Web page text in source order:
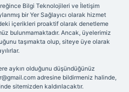
Bilgi Teknolojileri ve İletişim
bir Yer Sağlayıcı olarak hizmet
içerikleri proaktif olarak denetleme
bulunmamaktadır. Ancak, üyelerimiz
taşımakta olup, siteye üye olarak
aykırı olduğunu düşündüğünüz
adresine bildirmeniz halinde,
sitemizden kaldırılacaktır.